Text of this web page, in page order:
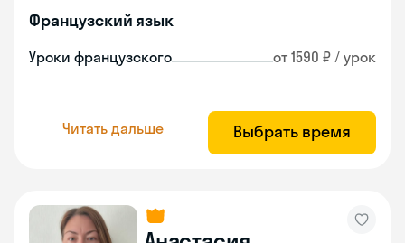
Французский язык
Уроки французского от 1590 ₽ / урок
Читать дальше Выбрать время